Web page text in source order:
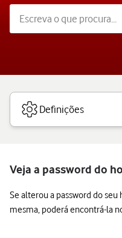
Definições
Veja a password do
Se alterou a password do seu
mesma, poderá encontrá-la